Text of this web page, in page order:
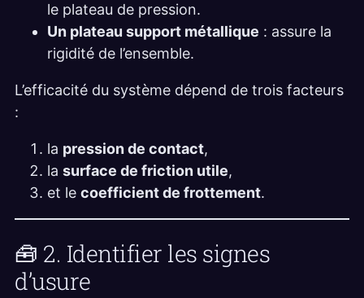
le plateau de pression.
Un plateau support métallique : assure la
rigidité de l’ensemble.
L’efficacité du système dépend de trois facteurs
:
la pression de contact,
la surface de friction utile,
et le coefficient de frottement.
🧰 2. Identifier les signes
d’usure